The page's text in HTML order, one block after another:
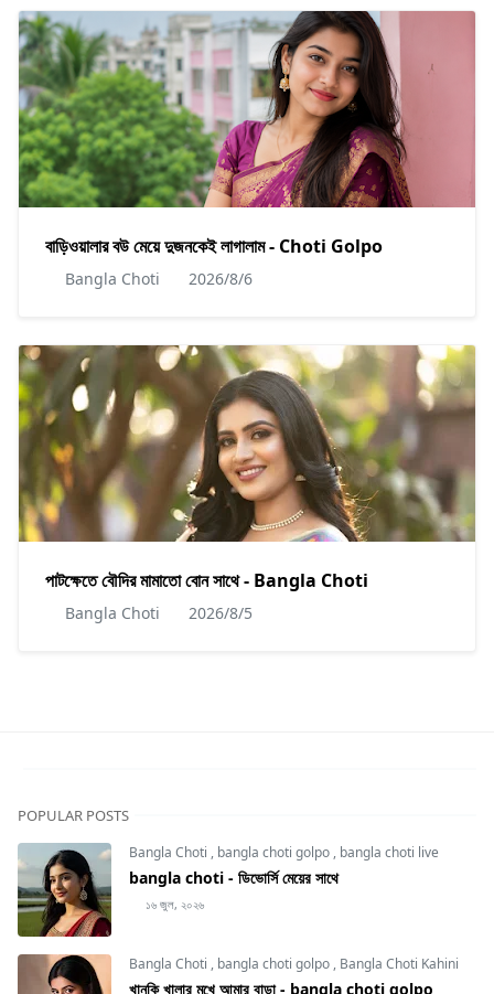
বাড়িওয়ালার বউ মেয়ে দুজনকেই লাগালাম - Choti Golpo
Bangla Choti 2026/8/6
পাটক্ষেতে বৌদির মামাতো বোন সাথে - Bangla Choti
Bangla Choti 2026/8/5
POPULAR POSTS
Bangla Choti , bangla choti golpo , bangla choti live
bangla choti - ডিভোর্সি মেয়ের সাথে
১৬ জুল, ২০২৬
Bangla Choti , bangla choti golpo , Bangla Choti Kahini
খানকি খালার মুখে আমার বাড়া - bangla choti golpo